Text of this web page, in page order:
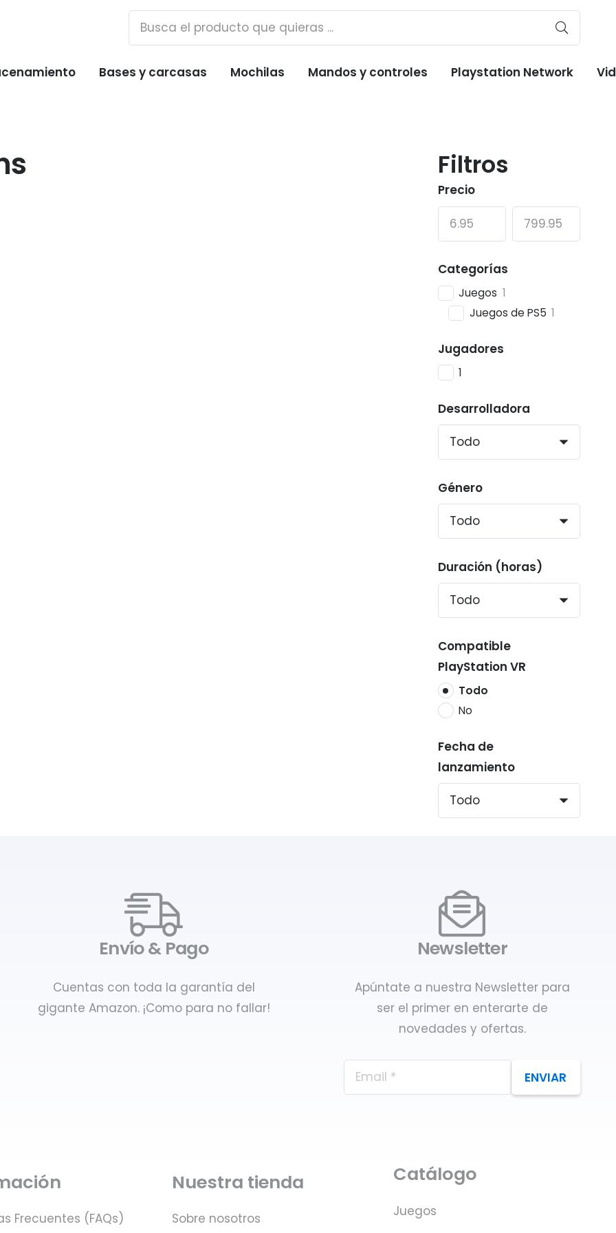
Bases y carcasas Mochilas Mandos y controles Playstation Network
Filtros
Precio
Categorías
Juegos 1
Juegos de PS5 1
Jugadores
1
Desarrolladora
Género
Duración (horas)
Compatible
PlayStation VR
Todo
No
Fecha de
lanzamiento
Envío & Pago
Cuentas con toda la garantía del
gigante Amazon. ¡Como para no fallar!
Newsletter
Apúntate a nuestra Newsletter para
ser el primer en enterarte de
novedades y ofertas.
ENVIAR
Frecuentes (FAQs)
Nuestra tienda
Sobre nosotros
Catálogo
Juegos